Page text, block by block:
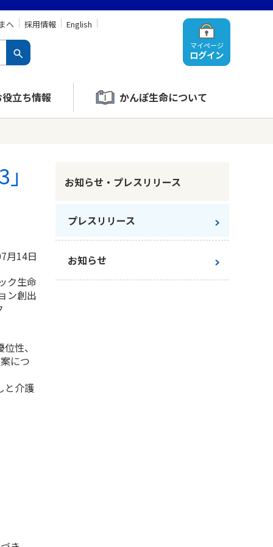
マイページ
ログイン
へ 採用情報 English
役立ち情報 かんぽ生命について
月14日
ク生命
ン創出
性、
につ
と介護
お知らせ・プレスリリース
プレスリリース
お知らせ